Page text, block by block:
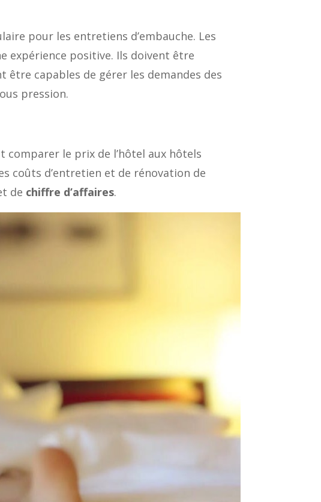
pour les entretiens d’embauche. Les
expérience positive. Ils doivent être
capables de gérer les demandes des
pression.
le prix de l’hôtel aux hôtels
coûts d’entretien et de rénovation de
de chiffre d’affaires.